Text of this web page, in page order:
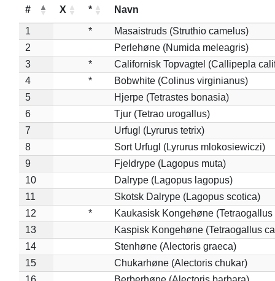
# X * Navn
1 *
Masaistruds (Struthio camelus)
2
Perlehøne (Numida meleagris)
3
*
Californisk Topvagtel (Callipepla
4
*
Bobwhite (Colinus virginianus)
5
Hjerpe (Tetrastes bonasia)
6
Tjur (Tetrao urogallus)
7
Urfugl (Lyrurus tetrix)
8
Sort Urfugl (Lyrurus mlokosiewiczi)
9
Fjeldrype (Lagopus muta)
10
Dalrype (Lagopus lagopus)
11
Skotsk Dalrype (Lagopus scotica)
12
*
Kaukasisk Kongehøne
13
Kaspisk Kongehøne (Tetraogallus
14
Stenhøne (Alectoris graeca)
15
Chukarhøne (Alectoris chukar)